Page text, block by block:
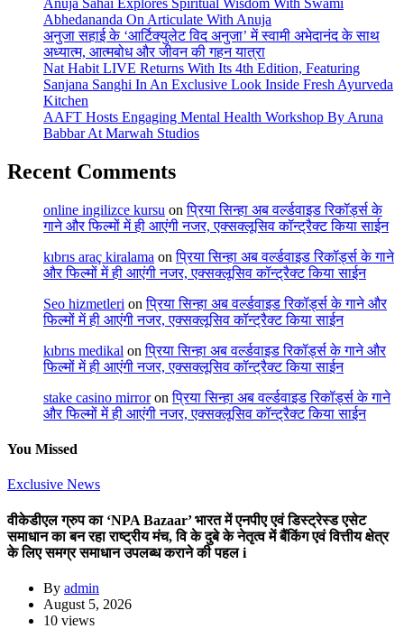
Anuja Sahai Explores Spiritual Wisdom With Swami
Abhedananda On Articulate With Anuja
अनुजा सहाई के ‘आर्टिक्युलेट विद अनुजा’ में स्वामी अभेदानंद के साथ
अध्यात्म, आत्मबोध और जीवन की गहन यात्रा
Nat Habit LIVE Returns With Its 4th Edition, Featuring
Sanjana Sanghi In An Exclusive Look Inside Fresh Ayurveda
Kitchen
AAFT Hosts Engaging Mental Health Workshop By Aruna
Babbar At Marwah Studios
Recent Comments
online ingilizce kursu onप्रिया सिन्हा अब वर्ल्डवाइड रिकॉर्ड्स के
गाने और फिल्मों में ही आएंगी नजर, एक्सक्लूसिव कॉन्ट्रैक्ट किया साईन
kıbrıs araç kiralama onप्रिया सिन्हा अब वर्ल्डवाइड रिकॉर्ड्स के गाने
और फिल्मों में ही आएंगी नजर, एक्सक्लूसिव कॉन्ट्रैक्ट किया साईन
Seo hizmetleri onप्रिया सिन्हा अब वर्ल्डवाइड रिकॉर्ड्स के गाने और
फिल्मों में ही आएंगी नजर, एक्सक्लूसिव कॉन्ट्रैक्ट किया साईन
kıbrıs medikal onप्रिया सिन्हा अब वर्ल्डवाइड रिकॉर्ड्स के गाने और
फिल्मों में ही आएंगी नजर, एक्सक्लूसिव कॉन्ट्रैक्ट किया साईन
stake casino mirroronप्रिया सिन्हा अब वर्ल्डवाइड रिकॉर्ड्स के गाने
और फिल्मों में ही आएंगी नजर, एक्सक्लूसिव कॉन्ट्रैक्ट किया साईन
You Missed
Exclusive News
वीकेडीएल ग्रुप का ‘NPA Bazaar’ भारत में एनपीए एवं डिस्ट्रेस्ड एसेट
समाधान का बन रहा राष्ट्रीय मंच, वि के दुबे के नेतृत्व में बैंकिंग एवं वित्तीय क्षेत्र
के लिए समग्र समाधान उपलब्ध कराने की पहल i
By admin
August 5, 2026
10 views